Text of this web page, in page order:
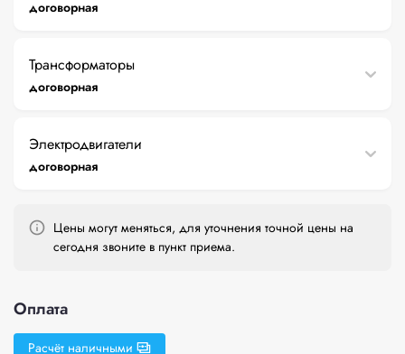
договорная
Трансформаторы
договорная
Электродвигатели
договорная
Цены могут меняться, для уточнения точной цены на
сегодня звоните в пункт приема.
Оплата
Расчёт наличными